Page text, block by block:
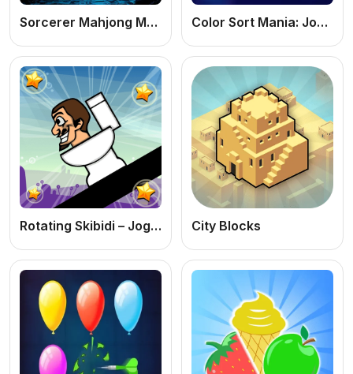
Sorcerer Mahjong Marvels Color Sort Mania: Jogo de Lógica e Puzzle Online Grátis para Organizar Cores
Rotating Skibidi – Jogo de Rolar Online Grátis City Blocks